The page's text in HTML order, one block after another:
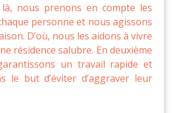
nous prenons en compte les
personne et nous agissons
D’où, nous les aidons à vivre
résidence salubre. En deuxième
un travail rapide et
le but d’éviter d’aggraver leur